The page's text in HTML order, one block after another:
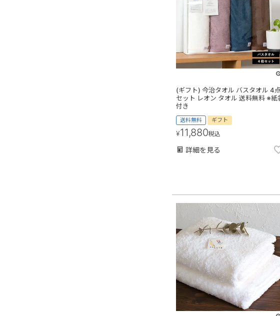
(ギフト) 今治タオル バスタオル 4点
セット レオン タオル 送料無料 ※紙
付き
送料無料 ギフト
¥11,880税込
詳細を見る